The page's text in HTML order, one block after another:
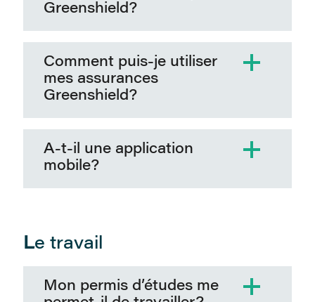
Greenshield?
Comment puis-je utiliser
mes assurances
Greenshield?
A-t-il une application
mobile?
Le travail
Mon permis d’études me